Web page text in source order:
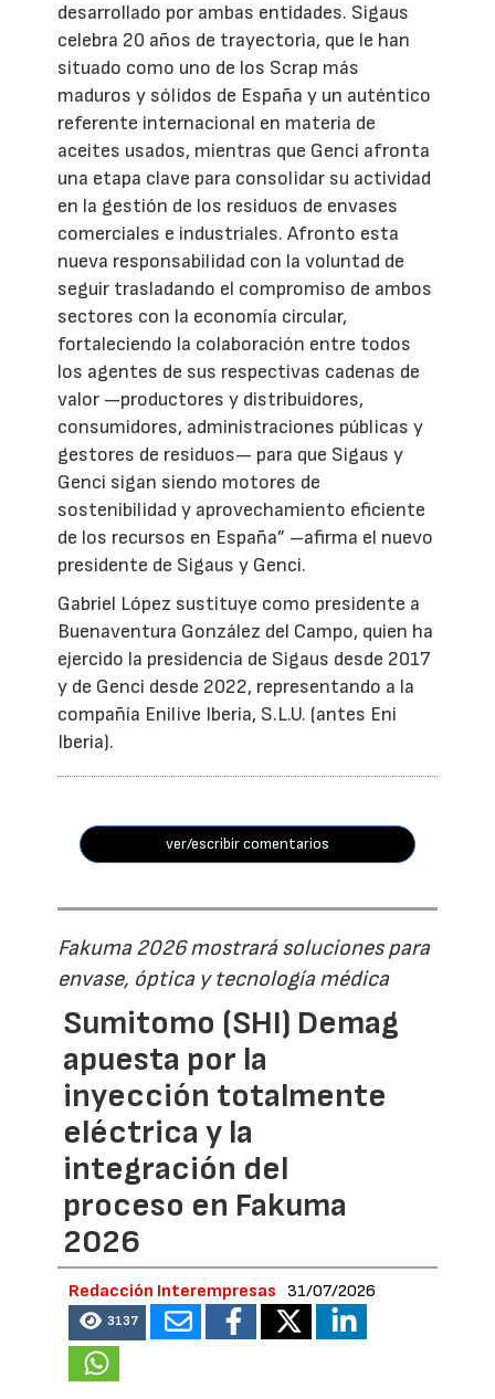
desarrollado por ambas entidades. Sigaus
celebra 20 años de trayectoria, que le han
situado como uno de los Scrap más
maduros y sólidos de España y un auténtico
referente internacional en materia de
aceites usados, mientras que Genci afronta
una etapa clave para consolidar su actividad
en la gestión de los residuos de envases
comerciales e industriales. Afronto esta
nueva responsabilidad con la voluntad de
seguir trasladando el compromiso de ambos
sectores con la economía circular,
fortaleciendo la colaboración entre todos
los agentes de sus respectivas cadenas de
valor —productores y distribuidores,
consumidores, administraciones públicas y
gestores de residuos— para que Sigaus y
Genci sigan siendo motores de
sostenibilidad y aprovechamiento eficiente
de los recursos en España” –afirma el nuevo
presidente de Sigaus y Genci.
Gabriel López sustituye como presidente a
Buenaventura González del Campo, quien ha
ejercido la presidencia de Sigaus desde 2017
y de Genci desde 2022, representando a la
compañía Enilive Iberia, S.L.U. (antes Eni
Iberia).
ver/escribir comentarios
Fakuma 2026 mostrará soluciones para
envase, óptica y tecnología médica
Sumitomo (SHI) Demag
apuesta por la
inyección totalmente
eléctrica y la
integración del
proceso en Fakuma
2026
Redacción Interempresas 31/07/2026
3137